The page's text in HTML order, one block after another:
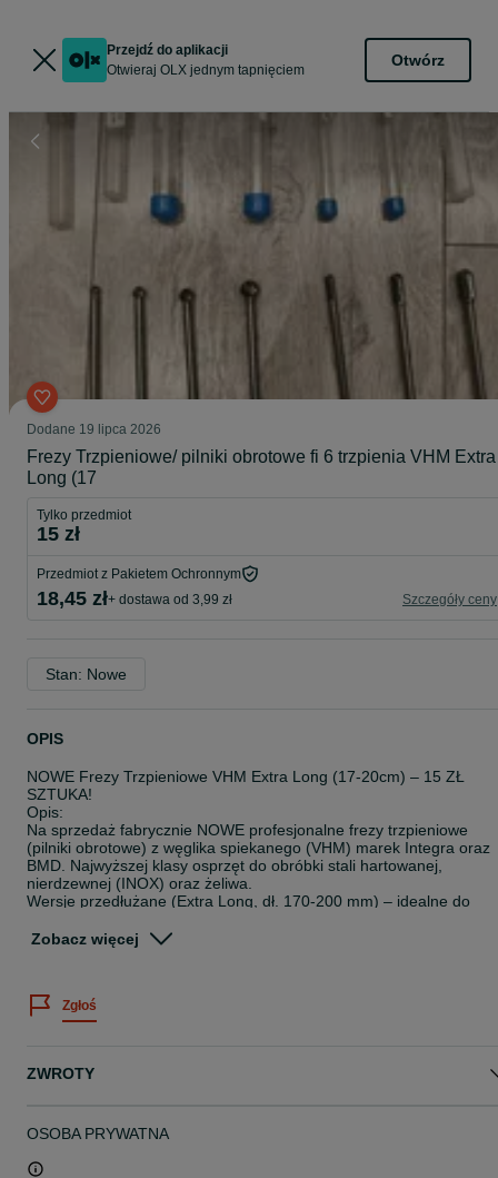
Przejdź do aplikacji
Otwieraj OLX jednym tapnięciem
Otwórz
Dodane 19 lipca 2026
Frezy Trzpieniowe/ pilniki obrotowe fi 6 trzpienia VHM Extra
Long (17
Tylko przedmiot
15 zł
Przedmiot z Pakietem Ochronnym
18,45 zł+ dostawa od 3,99 zł Szczegóły ceny
Stan: Nowe
OPIS
NOWE Frezy Trzpieniowe VHM Extra Long (17-20cm) – 15 ZŁ
SZTUKA!
Opis:
Na sprzedaż fabrycznie NOWE profesjonalne frezy trzpieniowe
(pilniki obrotowe) z węglika spiekanego (VHM) marek Integra oraz
BMD. Najwyższej klasy osprzęt do obróbki stali hartowanej,
nierdzewnej (INOX) oraz żeliwa.
Wersje przedłużane (Extra Long, dł. 170-200 mm) – idealne do
miejscach.
* INTEGRA F 102006-DZM – Łukowy ostry
* INTEGRA D 100906-DZM – Kulisty
* INTEGRA – Pilnik precyzyjny (cienki)
* STAN: 100% NOWE, nigdy nieużywane.
dowolnego zestawu lub zakupu hurtowego.
Zobacz więcej
Zgłoś
ZWROTY
OSOBA PRYWATNA